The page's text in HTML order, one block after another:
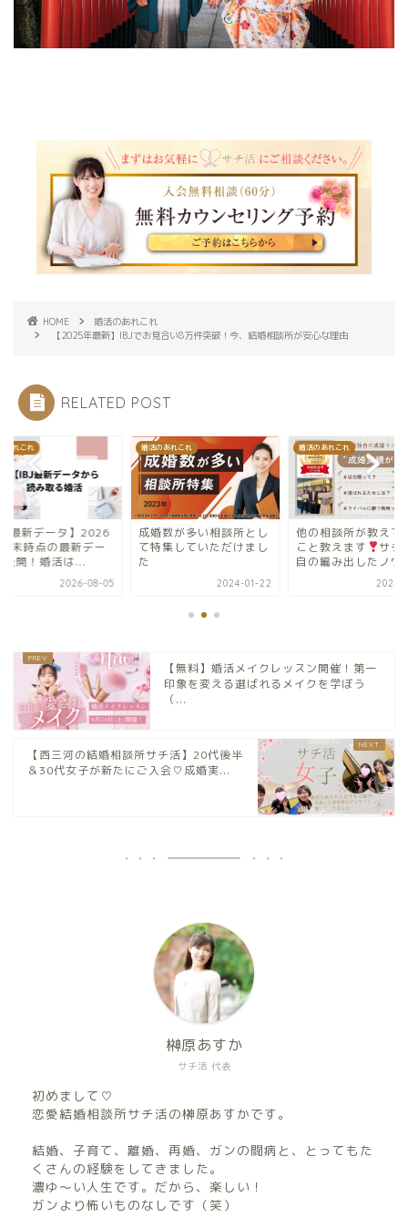
HOME
婚活のあれこれ
【2025年最新】IBJでお見合い8万件突破！今、結婚相談所が安心な理由
RELATED POST
あれこれ
最新データ】2026
末時点の最新デー
公開！婚活は...
2026-08-05
婚活のあれこれ
成婚数が多い相談所とし
て特集していただけまし
た
2024-01-22
婚活のあれこれ
他の相談所が教えて
こと教えます
サチ
自の編み出したノウ
2024-
【無料】婚活メイクレッスン開催！第一
印象を変える選ばれるメイクを学ぼう
（...
【西三河の結婚相談所サチ活】20代後半
＆30代女子が新たにご入会♡成婚実...
サチ活 代表
榊原あすか
初めまして♡
恋愛結婚相談所サチ活の榊原あすかです。
結婚、子育て、離婚、再婚、ガンの闘病と、とってもた
くさんの経験をしてきました。
濃ゆ〜い人生です。だから、楽しい！
ガンより怖いものなしです（笑）